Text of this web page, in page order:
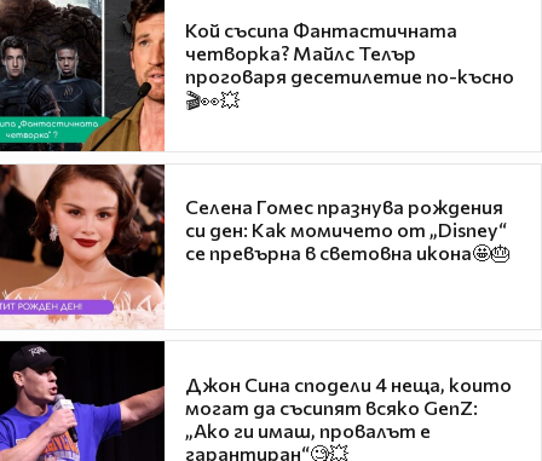
Кой съсипа Фантастичната
четворка? Майлс Телър
проговаря десетилетие по-късно
🎬👀💥
Селена Гомес празнува рождения
си ден: Как момичето от „Disney“
се превърна в световна икона🤩🎂
Джон Сина сподели 4 неща, които
могат да съсипят всяко GenZ:
„Ако ги имаш, провалът е
гарантиран“🧐💥